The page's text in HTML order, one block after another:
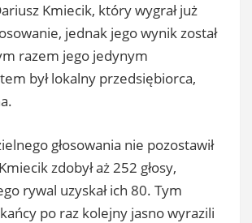
Kmiecik, który wygrał już
jednak jego wynik został
razem jego jedynym
był lokalny przedsiębiorca,
głosowania nie pozostawił
zdobył aż 252 głosy,
rywal uzyskał ich 80. Tym
po raz kolejny jasno wyrazili